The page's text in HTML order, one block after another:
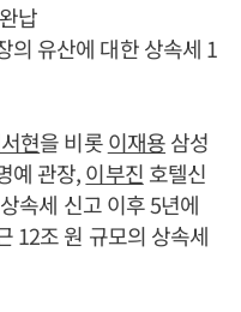
납
의 유산에 대한 상속세 1
현을 비롯이재용삼성
예 관장,이부진 호텔신
속세 신고 이후 5년에
12조 원 규모의 상속세